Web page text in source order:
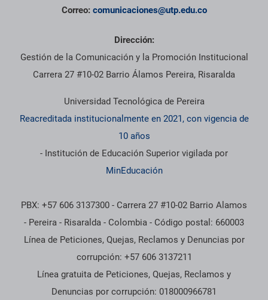
Correo: comunicaciones@utp.edu.co
Dirección:
Gestión de la Comunicación y la Promoción Institucional
Carrera 27 #10-02 Barrio Álamos Pereira, Risaralda
Universidad Tecnológica de Pereira
Reacreditada institucionalmente en 2021, con vigencia de
10 años
- Institución de Educación Superior vigilada por
MinEducación
PBX: +57 606 3137300 - Carrera 27 #10-02 Barrio Alamos
- Pereira - Risaralda - Colombia - Código postal: 660003
Línea de Peticiones, Quejas, Reclamos y Denuncias por
corrupción: +57 606 3137211
Línea gratuita de Peticiones, Quejas, Reclamos y
Denuncias por corrupción: 018000966781